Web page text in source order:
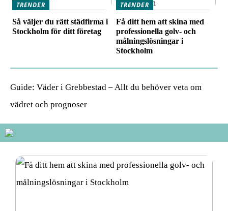
TRENDER
Så väljer du rätt städfirma i
Stockholm för ditt företag
TRENDER
Få ditt hem att skina med
professionella golv- och
målningslösningar i
Stockholm
Guide: Väder i Grebbestad – Allt du behöver veta om
vädret och prognoser